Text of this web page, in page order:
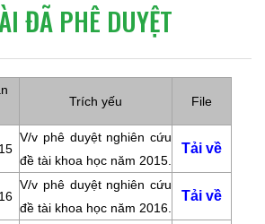
ĐÃ PHÊ DUYỆT
Trích yếu File
V/v phê duyệt nghiên cứu
đề tài khoa học năm 2015.
Tải về
V/v phê duyệt nghiên cứu
đề tài khoa học năm 2016.
Tải về